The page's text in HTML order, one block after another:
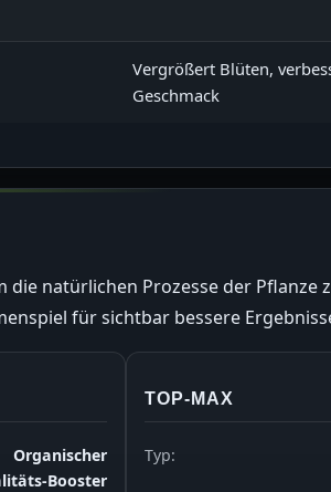
Vergrößert Blüten,
Geschmack
natürlichen Prozesse der Pflanze
für sichtbar bessere
Organischer
Booster
TOP-MAX
Typ: